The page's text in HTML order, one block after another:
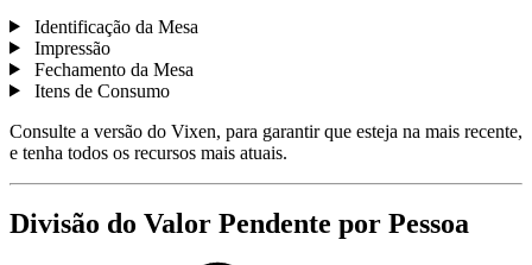
Identificação da Mesa
Impressão
Fechamento da Mesa
Itens de Consumo
Consulte a versão do Vixen, para garantir que esteja na mais recente,
e tenha todos os recursos mais atuais.
Divisão do Valor Pendente por Pessoa